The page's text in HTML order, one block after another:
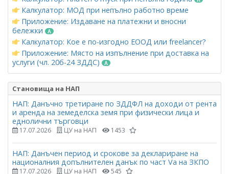
Калкулатор: МОД при непълно работно време
Приложение: Издаване на платежни и вносни
бележки
Калкулатор: Кое е по-изгодно ЕООД или freelancer?
Приложение: Място на изпълнение при доставка на
услуги (чл. 20б-24 ЗДДС)
Становища на НАП
НАП: Данъчно третиране по ЗДДФЛ на доходи от рента
и аренда на земеделска земя при физически лица и
еднолични търговци
17.07.2026 ЦУ на НАП 1453
НАП: Данъчен период и срокове за деклариране на
националния допълнителен данък по част Vа на ЗКПО
17.07.2026 ЦУ на НАП 545